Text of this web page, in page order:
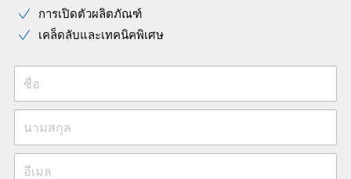
การเปิดตัวผลิตภัณฑ์
เคล็ดลับและเทคนิคพิเศษ
ชื่อ
นามสกุล
อีเมล